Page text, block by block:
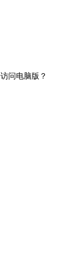
问电脑版？